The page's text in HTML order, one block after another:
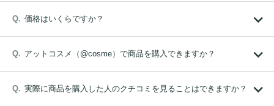
価格はいくらですか？
アットコスメ（@cosme）で商品を購入できますか？
実際に商品を購入した人のクチコミを見ることはできますか？